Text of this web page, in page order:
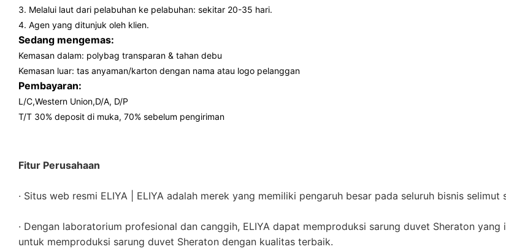
3. Melalui laut dari pelabuhan ke pelabuhan: sekitar 20-35 hari.
4. Agen yang ditunjuk oleh klien.
Sedang mengemas:
Kemasan dalam: polybag transparan & tahan debu
Kemasan luar: tas anyaman/karton dengan nama atau logo pelanggan
Pembayaran:
L/C,Western Union,D/A, D/P
T/T 30% deposit di muka, 70% sebelum pengiriman
Fitur Perusahaan
· Situs web resmi ELIYA | ELIYA adalah merek yang memiliki pengaruh besar pada seluruh bisnis selimut
· Dengan laboratorium profesional dan canggih, ELIYA dapat memproduksi sarung duvet Sheraton
untuk memproduksi sarung duvet Sheraton dengan kualitas terbaik.